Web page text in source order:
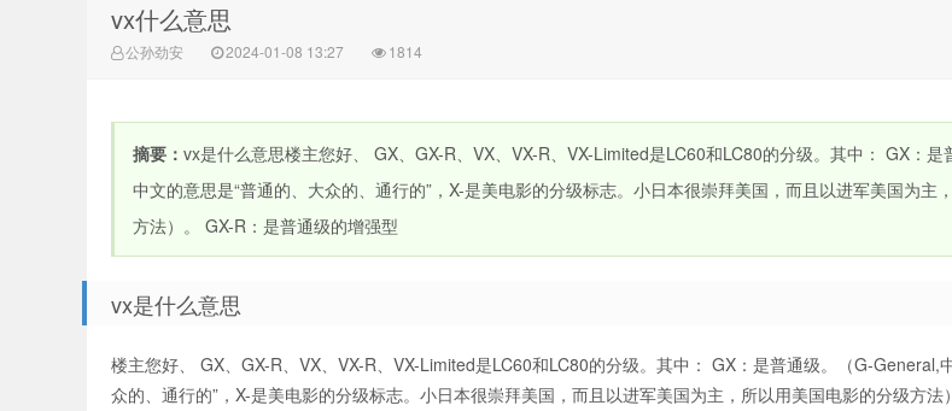
vx什么意思
公孙劲安 2024-01-08 13:27 1814
摘要： vx是什么意思楼主您好、 GX、GX-R、VX、VX-R、VX-Limited是LC60和LC80的分级。其中： GX：
中文的意思是“普通的、大众的、通行的”，X-是美电影的分级标志。小日本很崇拜美国，而且以进军美国为主
方法）。 GX-R：是普通级的增强型
vx是什么意思
楼主您好、 GX、GX-R、VX、VX-R、VX-Limited是LC60和LC80的分级。其中： GX：是普通级。（G-General,
众的、通行的”，X-是美电影的分级标志。小日本很崇拜美国，而且以进军美国为主，所以用美国电影的分级方